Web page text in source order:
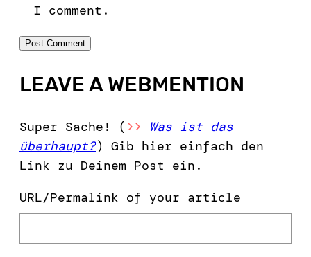
I comment.
LEAVE A WEBMENTION
Super Sache! ( >>
Was ist das
überhaupt?) Gib hier einfach den
Link zu Deinem Post ein.
URL/Permalink of your article